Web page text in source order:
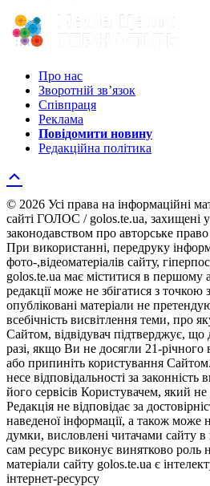
Про нас
Зворотній зв’язок
Співпраця
Реклама
Повідомити новину
Редакційна політика
© 2026 Усі права на інформаційні
сайті ГОЛОС / golos.te.ua, захищені
законодавством про авторське
При використанні, передруку
фото-,відеоматеріалів сайту,
golos.te.ua має міститися в першому
редакції може не збігатися з точкою
опубліковані матеріали не
всебічність висвітлення теми, про
Сайтом, відвідувач підтверджує, що
разі, якщо Ви не досягли 21-
або припиніть користування
несе відповідальності за
його сервісів Користувачем, який не
Редакція не відповідає за
наведеної інформації, а також може
думки, висловлені читачами сайту в
сам ресурс виконує винятково роль
матеріали сайту golos.te.ua є
інтернет-ресурсу